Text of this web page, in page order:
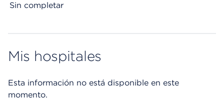
Sin completar
Mis hospitales
Esta información no está disponible en este
momento.